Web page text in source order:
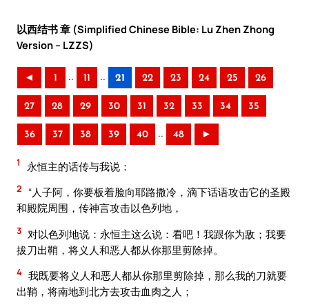
以西结书 章 (Simplified Chinese Bible: Lu Zhen Zhong
Version – LZZS)
◄ 1 .. 11 .. 21 22 23 24 25 26
27 28 29 30 31 32 33 34 35
36 37 38 39 40 .. 48 ►
1 永恒主的话传与我说：
2
“人子阿，你要板着脸向耶路撒冷，滴下话语攻击它的圣殿
和殿院周围，传神言攻击以色列地，
3 对以色列地说：永恒主这么说：看吧！我跟你为敌；我要
拔刀出鞘，将义人和恶人都从你那里剪除掉。
4 我既要将义人和恶人都从你那里剪除掉，那么我的刀就要
出鞘，将南地到北方去攻击血肉之人；